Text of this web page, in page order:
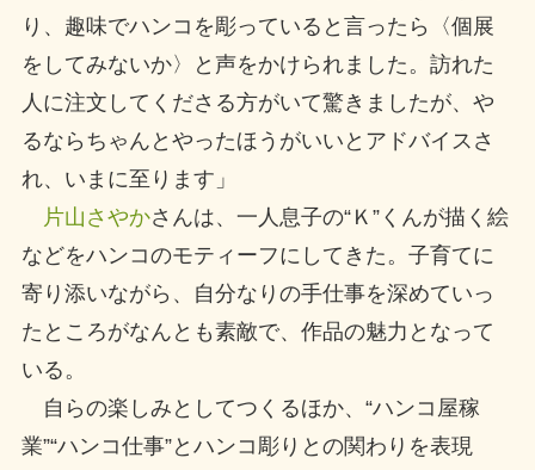
り、趣味でハンコを彫っていると言ったら〈個展
をしてみないか〉と声をかけられました。訪れた
人に注文してくださる方がいて驚きましたが、や
るならちゃんとやったほうがいいとアドバイスさ
れ、いまに至ります」
片山さやかさんは、一人息子の“Ｋ”くんが描く絵
などをハンコのモティーフにしてきた。子育てに
寄り添いながら、自分なりの手仕事を深めていっ
たところがなんとも素敵で、作品の魅力となって
いる。
自らの楽しみとしてつくるほか、“ハンコ屋稼
業”“ハンコ仕事”とハンコ彫りとの関わりを表現